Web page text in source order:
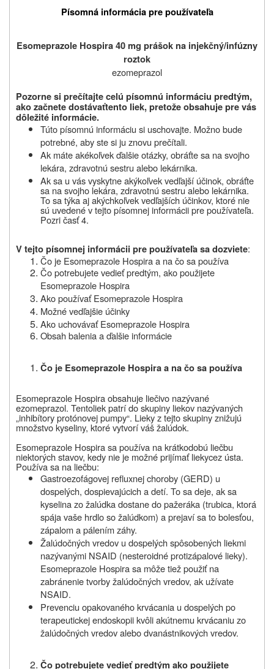
Písomná informácia pre používateľa
Esomeprazole Hospira 40 mg prášok na injekčný/infúzny
roztok
ezomeprazol
Pozorne si prečítajte celú písomnú informáciu predtým,
ako začnete dostávaťtento liek, pretože obsahuje pre vás
dôležité informácie.
Túto písomnú informáciu si uschovajte. Možno bude
potrebné, aby ste si ju znovu prečítali.
Ak máte akékoľvek ďalšie otázky, obráťte sa na svojho
lekára, zdravotnú sestru alebo lekárnika.
Ak sa u vás vyskytne akýkoľvek vedľajší účinok, obráťte
sa na svojho lekára, zdravotnú sestru alebo lekárnika.
To sa týka aj akýchkoľvek vedľajších účinkov, ktoré nie
sú uvedené v tejto písomnej informácii pre používateľa.
Pozri časť 4.
V tejto písomnej informácii pre používateľa sa dozviete:
Čo je Esomeprazole Hospira a na čo sa používa
Čo potrebujete vedieť predtým, ako použijete
Esomeprazole Hospira
Ako používať Esomeprazole Hospira
Možné vedľajšie účinky
Ako uchovávať Esomeprazole Hospira
Obsah balenia a ďalšie informácie
Čo je Esomeprazole Hospira a na čo sa používa
Esomeprazole Hospira obsahuje liečivo nazývané
ezomeprazol. Tentoliek patrí do skupiny liekov nazývaných
„inhibítory protónovej pumpy“. Lieky z tejto skupiny znižujú
množstvo kyseliny, ktoré vytvorí váš žalúdok.
Esomeprazole Hospira sa používa na krátkodobú liečbu
niektorýchstavov, kedy nie je možné prijímať liekycez ústa.
Používa sa na liečbu:
Gastroezofágovej refluxnej choroby (GERD) u
dospelých, dospievajúcich a detí. To sa deje, ak sa
kyselina zo žalúdka dostane do pažeráka (trubica, ktorá
spája vaše hrdlo so žalúdkom) a prejaví sa to bolesťou,
zápalom a pálením záhy.
Žalúdočných vredov u dospelých spôsobených liekmi
nazývanými NSAID (nesteroidné protizápalové lieky).
Esomeprazole Hospira sa môže tiež použiť na
zabránenie tvorby žalúdočných vredov, ak užívate
NSAID.
Prevenciu opakovaného krvácania u dospelých po
terapeutickej endoskopii kvôli akútnemu krvácaniu zo
žalúdočných vredov alebo dvanástnikových vredov.
Čo potrebujete vedieť predtým ako použijete